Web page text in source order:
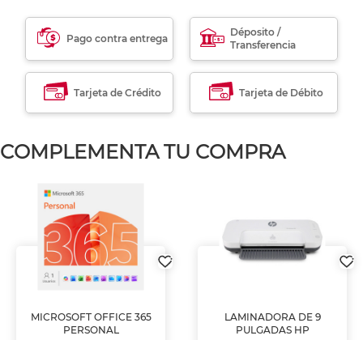
Pago contra entrega
Déposito /
Transferencia
Tarjeta de Crédito Tarjeta de Débito
COMPLEMENTA TU COMPRA
MICROSOFT OFFICE 365
PERSONAL
LAMINADORA DE 9
PULGADAS HP